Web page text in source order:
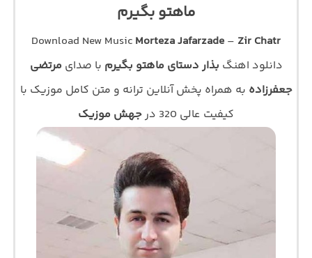
ماهتو بگیرم
Download New Music Morteza Jafarzade – Zir Chatr
دانلود اهنگ بذار دستای ماهتو بگیرم با صدایمرتضی
جعفرزاده به همراه پخش آنلاین ترانه و متن کامل موزیک با
کیفیت عالی 320 در
جهش موزیک